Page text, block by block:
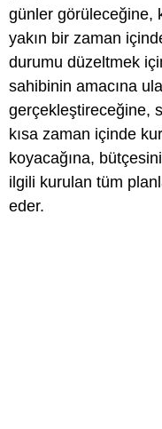
günler görüleceğine,
yakın bir zaman
durumu düzeltmek
sahibinin amacına
gerçekleştireceğine,
kısa zaman içinde
koyacağına,
ilgili kurulan tüm
eder.